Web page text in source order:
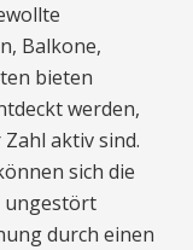
Balkone,
bieten
werden,
aktiv sind.
sich die
ungestört
durch einen